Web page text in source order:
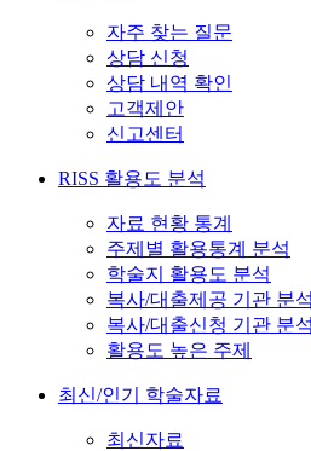
자주 찾는 질문
상담 신청
상담 내역 확인
고객제안
신고센터
RISS 활용도 분석
자료 현황 통계
주제별 활용통계 분석
학술지 활용도 분석
복사/대출제공 기관 분석
복사/대출신청 기관 분석
활용도 높은 주제
최신/인기 학술자료
최신자료